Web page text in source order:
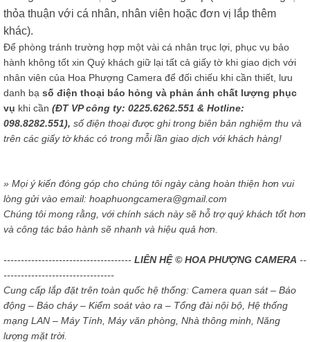
thỏa thuận với cá nhân, nhân viên hoặc đơn vị lắp thêm
khác).
Để phòng tránh trường hợp một vài cá nhân trục lợi, phục vụ bảo
hành không tốt xin Quý khách giữ lại tất cả giấy tờ khi giao dịch với
nhân viên của Hoa Phượng Camera để đối chiếu khi cần thiết, lưu
danh bạ số điện thoại báo hỏng và phản ánh chất lượng phục
vụ khi cần (ĐT VP công ty: 0225.6262.551 & Hotline:
098.8282.551), số điện thoại được ghi trong biên bản nghiệm thu và
trên các giấy tờ khác có trong mỗi lần giao dịch với khách hàng!
» Mọi ý kiến đóng góp cho chúng tôi ngày càng hoàn thiện hơn vui
lòng gửi vào email: hoaphuongcamera@gmail.com
Chúng tôi mong rằng, với chính sách này sẽ hỗ trợ quý khách tốt hơn
và công tác bảo hành sẽ nhanh và hiệu quả hơn.
------------------------------------- LIÊN HỆ © HOA PHƯỢNG CAMERA --
--------------------------------
Cung cấp lắp đặt trên toàn quốc hệ thống: Camera quan sát – Báo
động – Báo cháy – Kiểm soát vào ra – Tổng đài nội bộ, Hệ thống
mạng LAN – Máy Tính, Máy văn phòng, Nhà thông minh, Năng
lượng mặt trời.